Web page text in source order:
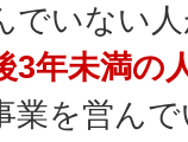
でいない
3年未満の
業を営ん